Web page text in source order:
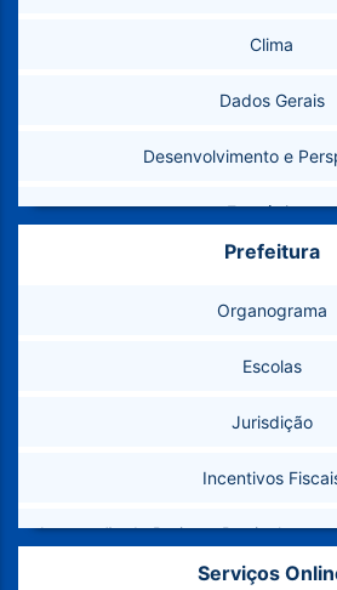
Clima
Dados Gerais
Desenvolvimento e
Estatísticas
Como Chegar
Marcos
Telefones Úteis
Conselhos
Banco de
Prefeitura
Organograma
Escolas
Jurisdição
Incentivos
Aprovação de Projetos Particulares –
Serviços